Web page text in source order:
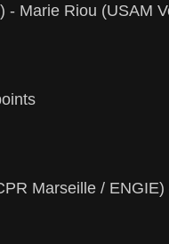
- Marie Riou (USAM
Marseille /